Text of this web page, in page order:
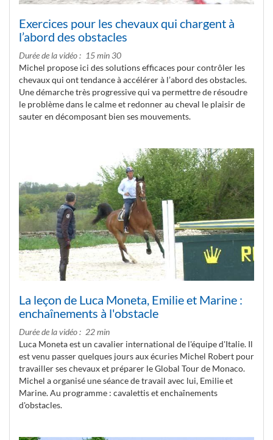
Exercices pour les chevaux qui chargent à
l’abord des obstacles
Durée de la vidéo
15 min 30
Michel propose ici des solutions efficaces pour contrôler les
chevaux qui ont tendance à accélérer à l’abord des obstacles.
Une démarche très progressive qui va permettre de résoudre
le problème dans le calme et redonner au cheval le plaisir de
sauter en décomposant bien ses mouvements.
La leçon de Luca Moneta, Emilie et Marine :
enchaînements à l'obstacle
Durée de la vidéo
22 min
Luca Moneta est un cavalier international de l'équipe d'Italie. Il
est venu passer quelques jours aux écuries Michel Robert pour
travailler ses chevaux et préparer le Global Tour de Monaco.
Michel a organisé une séance de travail avec lui, Emilie et
Marine. Au programme : cavalettis et enchaînements
d'obstacles.